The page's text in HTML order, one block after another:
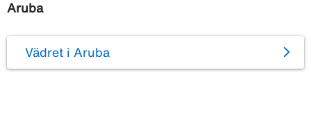
Aruba
Vädret i Aruba